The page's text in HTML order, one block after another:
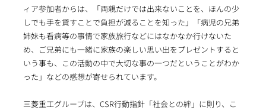
ィア参加者からは、「両親だけでは出来ないことを、ほんの少
しでも手を貸すことで負担が減ることを知った」「病児の兄弟
姉妹も看病等の事情で家族旅行などにはなかなか行けないた
め、ご兄弟にも一緒に家族の楽しい思い出をプレゼントすると
いう事も、この活動の中で大切な事の一つだということがわか
った」などの感想が寄せられています。
三菱重工グループは、CSR行動指針「社会との絆」に則り、こ